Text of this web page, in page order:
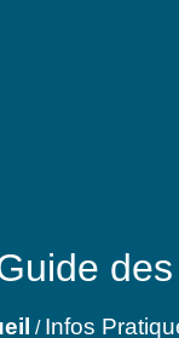
/ Infos